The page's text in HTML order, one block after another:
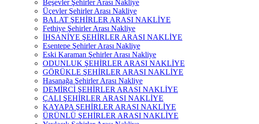
Beşevler Şehirler Arası Nakliye
Üçevler Şehirler Arası Nakliye
BALAT ŞEHİRLER ARASI NAKLİYE
Fethiye Şehirler Arası Nakliye
İHSANİYE ŞEHİRLER ARASI NAKLİYE
Esentepe Şehirler Arası Nakliye
Eski Karaman Şehirler Arası Nakliye
ODUNLUK ŞEHİRLER ARASI NAKLİYE
GÖRÜKLE ŞEHİRLER ARASI NAKLİYE
Hasanağa Şehirler Arası Nakliye
DEMİRCİ ŞEHİRLER ARASI NAKLİYE
ÇALI ŞEHİRLER ARASI NAKLİYE
KAYAPA ŞEHİRLER ARASI NAKLİYE
ÜRÜNLÜ ŞEHİRLER ARASI NAKLİYE